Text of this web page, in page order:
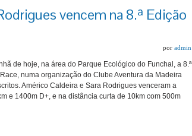
vencem na 8.ª Edição
por admin
de hoje, na área do Parque Ecológico do Funchal, a 8.ª
numa organização do Clube Aventura da Madeira
Américo Caldeira e Sara Rodrigues venceram a
e 1400m D+, e na distância curta de 10km com 500m